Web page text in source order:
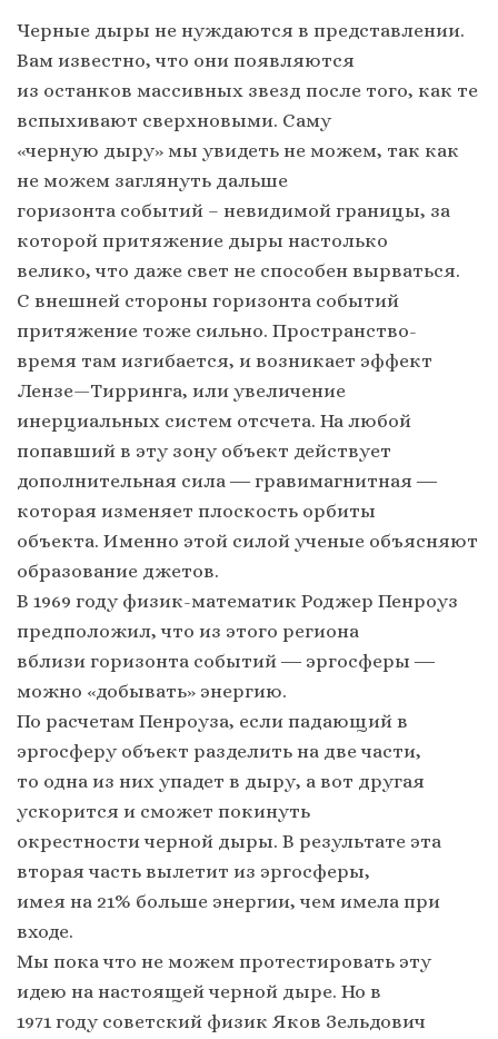
Черные дыры не нуждаются в представлении.
Вам известно, что они появляются
из останков массивных звезд после того, как те
вспыхивают сверхновыми. Саму
«черную дыру» мы увидеть не можем, так как
не можем заглянуть дальше
горизонта событий – невидимой границы, за
которой притяжение дыры настолько
велико, что даже свет не способен вырваться.
С внешней стороны горизонта событий
притяжение тоже сильно. Пространство-
время там изгибается, и возникает эффект
Лензе—Тирринга, или увеличение
инерциальных систем отсчета. На любой
попавший в эту зону объект действует
дополнительная сила ― гравимагнитная ―
которая изменяет плоскость орбиты
объекта. Именно этой силой ученые объясняют
образование джетов.
В 1969 году физик-математик Роджер Пенроуз
предположил, что из этого региона
вблизи горизонта событий ― эргосферы ―
можно «добывать» энергию.
По расчетам Пенроуза, если падающий в
эргосферу объект разделить на две части,
то одна из них упадет в дыру, а вот другая
ускорится и сможет покинуть
окрестности черной дыры. В результате эта
вторая часть вылетит из эргосферы,
имея на 21% больше энергии, чем имела при
входе.
Мы пока что не можем протестировать эту
идею на настоящей черной дыре. Но в
1971 году советский физик Яков Зельдович